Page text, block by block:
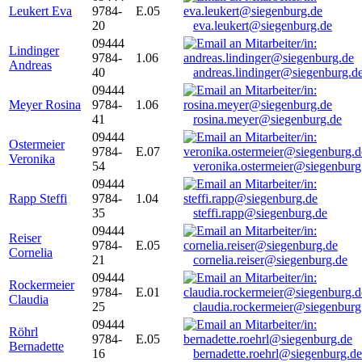
Leukert Eva
9784-
20
E.05
eva.leukert@siegenburg.de
Lindinger
Andreas
09444
9784-
40
1.06
Meyer Rosina
09444
9784-
41
1.06
rosina.meyer@siegenburg.de
Ostermeier
Veronika
09444
9784-
54
E.07
Rapp Steffi
09444
9784-
35
1.04
steffi.rapp@siegenburg.de
Reiser
Cornelia
09444
9784-
21
E.05
cornelia.reiser@siegenburg.de
Rockermeier
Claudia
09444
9784-
25
E.01
Röhrl
Bernadette
09444
9784-
16
E.05
bernadette.roehrl@siegenburg.de